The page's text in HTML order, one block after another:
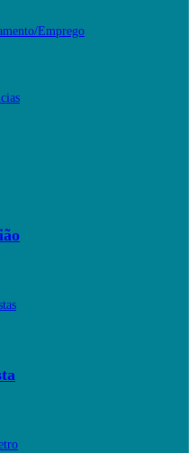
Emprego